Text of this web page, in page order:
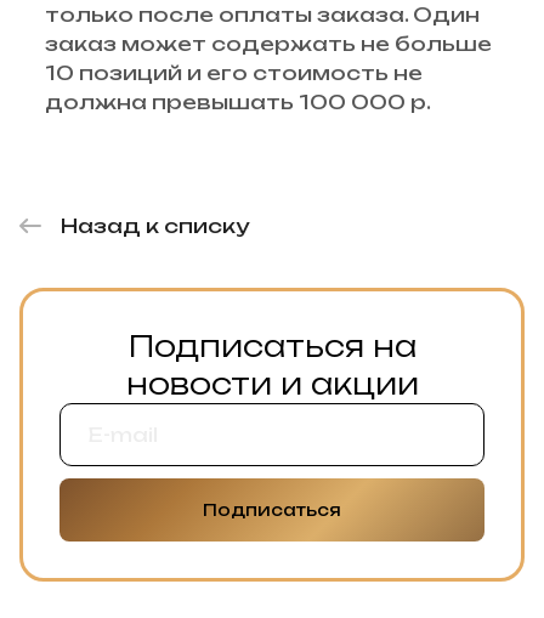
только после оплаты заказа. Один
заказ может содержать не больше
10 позиций и его стоимость не
должна превышать 100 000 р.
Назад к списку
Подписаться на
новости и акции
Подписаться